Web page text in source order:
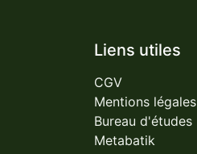
Liens utiles
CGV
Mentions légales
Bureau d'études
Metabatik